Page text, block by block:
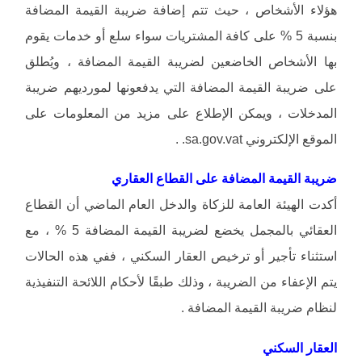
هؤلاء الأشخاص ، حيث تتم إضافة ضريبة القيمة المضافة
بنسبة 5 % على كافة المشتريات سواء سلع أو خدمات يقوم
بها الأشخاص الخاضعين لضريبة القيمة المضافة ، ويُطلق
على ضريبة القيمة المضافة التي يدفعونها لمورديهم ضريبة
المدخلات ، ويمكن الإطلاع على مزيد من المعلومات على
الموقع الإلكتروني sa.gov.vat. .
ضريبة القيمة المضافة على القطاع العقاري
أكدت الهيئة العامة للزكاة والدخل العام الماضي أن القطاع
العقائي بالمجمل يخضع لضريبة القيمة المضافة 5 % ، مع
استثناء تأجير أو ترخيص العقار السكني ، ففي هذه الحالات
يتم الإعفاء من الضريبة ، وذلك طبقًا لأحكام اللائحة التنفيذية
لنظام ضريبة القيمة المضافة .
العقار السكني